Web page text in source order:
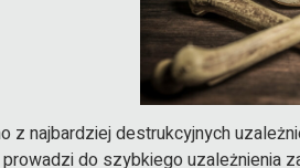
z najbardziej destrukcyjnych
do szybkiego uzależnienia